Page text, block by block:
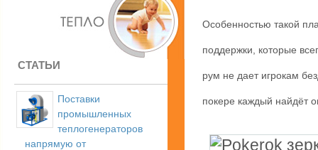
СТАТЬИ
Поставки
промышленных
теплогенераторов
напрямую от
Особенностью такой
поддержки, которые
рум не дает игрокам
покере каждый найдёт